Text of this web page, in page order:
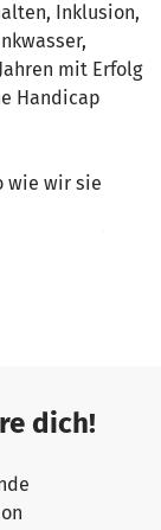
Inklusion,
mit Erfolg
Handicap
wie wir sie
selbst auf, wir
dich!